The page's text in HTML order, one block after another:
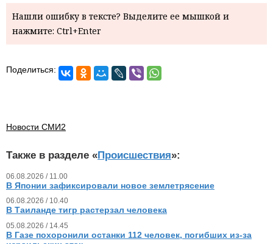
Нашли ошибку в тексте? Выделите ее мышкой и
нажмите: Ctrl+Enter
Поделиться:
Новости СМИ2
Также в разделе «Происшествия»:
06.08.2026 / 11.00
В Японии зафиксировали новое землетрясение
06.08.2026 / 10.40
В Таиланде тигр растерзал человека
05.08.2026 / 14.45
В Газе похоронили останки 112 человек, погибших из‑за